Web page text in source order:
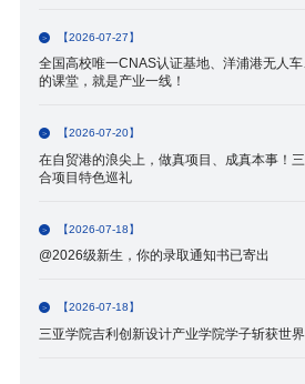
【2026-07-27】
全国高校唯一CNAS认证基地、洋浦港无人
的课堂，就是产业一线！
【2026-07-20】
在自贸港的浪尖上，做真项目、成真本事！
合项目特色巡礼
【2026-07-18】
@2026级新生，你的录取通知书已寄出
【2026-07-18】
三亚学院吉利创新设计产业学院学子斩获世界